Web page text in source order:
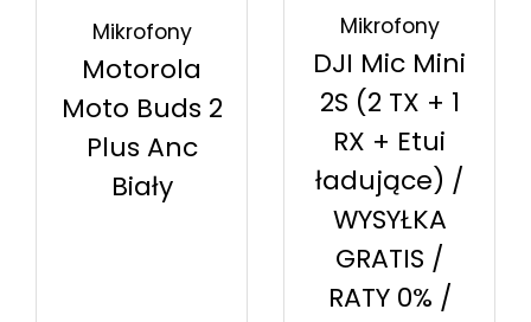
Mikrofony
Motorola
Moto Buds 2
Plus Anc
Biały
Mikrofony
DJI Mic Mini
2S (2 TX + 1
RX + Etui
ładujące) /
WYSYŁKA
GRATIS /
RATY 0% /